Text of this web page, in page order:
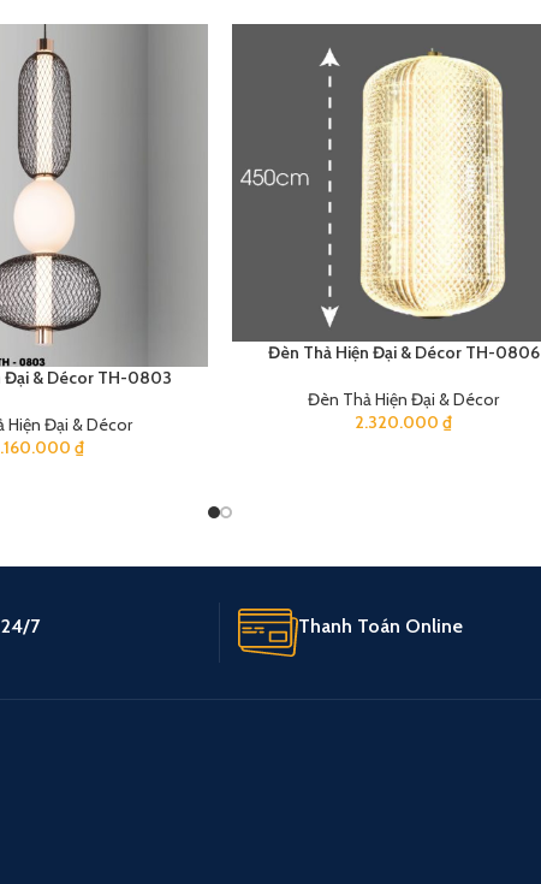
Đại & Décor TH-0803
Hiện Đại & Décor
₫
Đèn Thả Hiện Đại & Décor TH-0806
Đèn Thả Hiện Đại & Décor
2.320.000₫
7 Thanh Toán Online